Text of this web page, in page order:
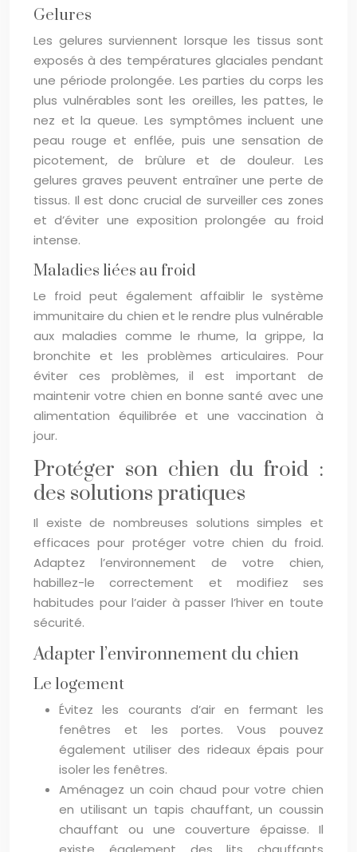
Gelures
Les gelures surviennent lorsque les tissus sont
exposés à des températures glaciales pendant
une période prolongée. Les parties du corps les
plus vulnérables sont les oreilles, les pattes, le
nez et la queue. Les symptômes incluent une
peau rouge et enflée, puis une sensation de
picotement, de brûlure et de douleur. Les
gelures graves peuvent entraîner une perte de
tissus. Il est donc crucial de surveiller ces zones
et d’éviter une exposition prolongée au froid
intense.
Maladies liées au froid
Le froid peut également affaiblir le système
immunitaire du chien et le rendre plus vulnérable
aux maladies comme le rhume, la grippe, la
bronchite et les problèmes articulaires. Pour
éviter ces problèmes, il est important de
maintenir votre chien en bonne santé avec une
alimentation équilibrée et une vaccination à
jour.
Protéger son chien du froid :
des solutions pratiques
Il existe de nombreuses solutions simples et
efficaces pour protéger votre chien du froid.
Adaptez l’environnement de votre chien,
habillez-le correctement et modifiez ses
habitudes pour l’aider à passer l’hiver en toute
sécurité.
Adapter l’environnement du chien
Le logement
Évitez les courants d’air en fermant les
fenêtres et les portes. Vous pouvez
également utiliser des rideaux épais pour
isoler les fenêtres.
Aménagez un coin chaud pour votre chien
en utilisant un tapis chauffant, un coussin
chauffant ou une couverture épaisse. Il